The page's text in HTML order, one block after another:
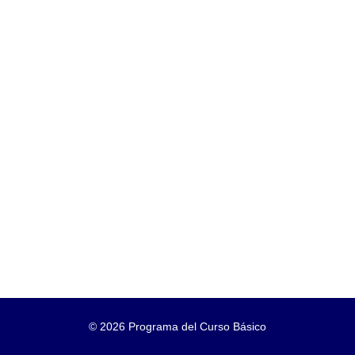
© 2026 Programa del Curso Básico